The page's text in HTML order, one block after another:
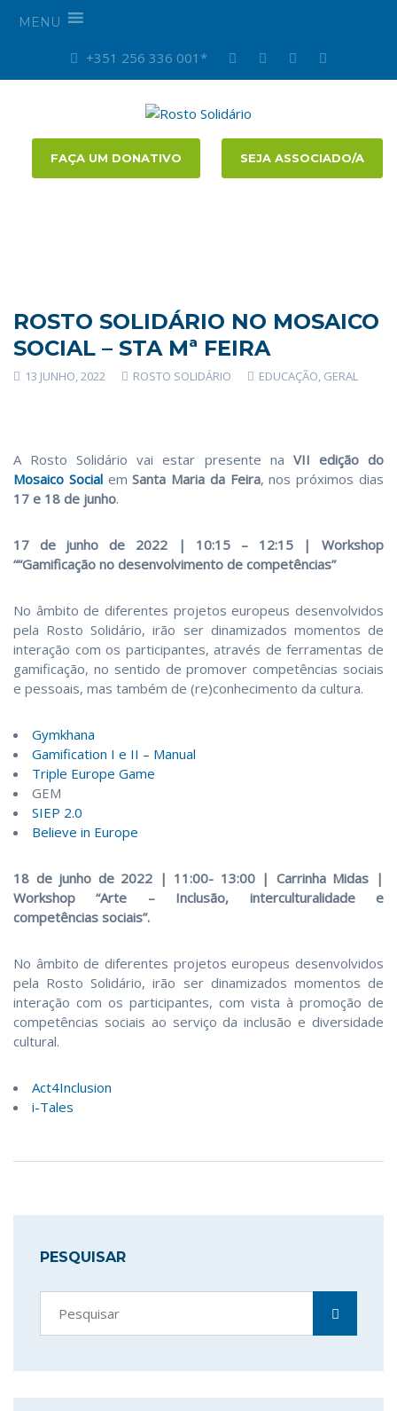
MENU
+351 256 336 001*
FAÇA UM DONATIVO SEJA ASSOCIADO/A
ROSTO SOLIDÁRIO NO MOSAICO
SOCIAL – STA Mª FEIRA
13 JUNHO, 2022 ROSTO SOLIDÁRIO EDUCAÇÃO, GERAL
A Rosto Solidário vai estar presente na VII edição do
Mosaico SocialemSanta Maria da Feira, nos próximos dias
17 e 18 de junho.
17 de junho de 2022 | 10:15 – 12:15 | Workshop
““Gamificação no desenvolvimento de competências”
No âmbito de diferentes projetos europeus desenvolvidos
pela Rosto Solidário, irão ser dinamizados momentos de
interação com os participantes, através de ferramentas de
gamificação, no sentido de promover competências sociais
e pessoais, mas também de (re)conhecimento da cultura.
Gymkhana
Gamification I e II – Manual
Triple Europe Game
GEM
SIEP 2.0
Believe in Europe
18 de junho de 2022 | 11:00- 13:00 | Carrinha Midas |
Workshop “Arte – Inclusão, interculturalidade e
competências sociais”.
No âmbito de diferentes projetos europeus desenvolvidos
pela Rosto Solidário, irão ser dinamizados momentos de
interação com os participantes, com vista à promoção de
competências sociais ao serviço da inclusão e diversidade
cultural.
Act4Inclusion
i-Tales
PESQUISAR